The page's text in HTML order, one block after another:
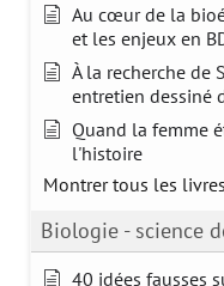
Au cœur de la
et les enjeux en
À la recherche de
entretien dessiné
Quand la femme
l'histoire
Montrer tous les livres
Biologie - science
40 idées fausses